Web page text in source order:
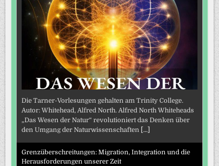
Die Tarner-Vorlesungen gehalten am Trinity College.
Autor: Whitehead, Alfred North. Alfred North Whiteheads
„Das Wesen der Natur“ revolutioniert das Denken über
den Umgang der Naturwissenschaften
[...]
Grenzüberschreitungen: Migration, Integration und die
Herausforderungen unserer Zeit